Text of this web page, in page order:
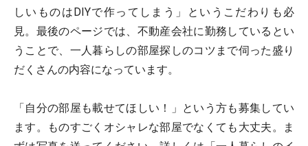
しいものはDIYで作ってしまう」というこだわりも必
見。最後のページでは、不動産会社に勤務しているとい
うことで、一人暮らしの部屋探しのコツまで伺った盛り
だくさんの内容になっています。
「自分の部屋も載せてほしい！」という方も募集してい
ます。ものすごくオシャレな部屋でなくても大丈夫。ま